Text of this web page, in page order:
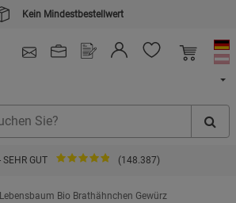
Kein Mindestbestellwert
GUT (148.387)
Online-Shop
Lebensbaum Bio Brathähnchen Gewürz